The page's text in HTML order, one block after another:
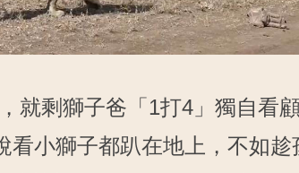
就剩獅子爸「1打4」獨自看
看小獅子都趴在地上，不如趁